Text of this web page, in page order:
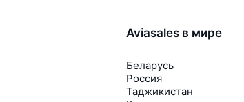
Aviasales в мире
Беларусь
Россия
Таджикистан